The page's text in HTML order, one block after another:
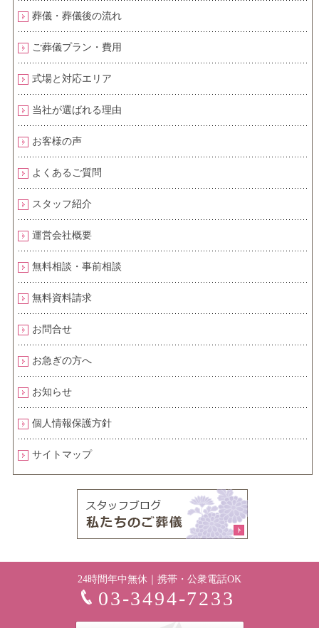
葬儀・葬儀後の流れ
ご葬儀プラン・費用
式場と対応エリア
当社が選ばれる理由
お客様の声
よくあるご質問
スタッフ紹介
運営会社概要
無料相談・事前相談
無料資料請求
お問合せ
お急ぎの方へ
お知らせ
個人情報保護方針
サイトマップ
24時間年中無休｜携帯・公衆電話OK
03-3494-7233